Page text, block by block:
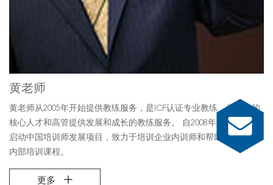
黄老师
黄老师从2005年开始提供教练服务，是ICF认证专业教练，为客户的
核心人才和高管提供发展和成长的教练服务。 自2008年开始黄老师
启动中国培训师发展项目，致力于培训企业内训师和帮助客户开发
内部培训课程。
更多